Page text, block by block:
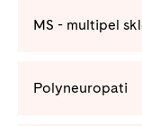
MS - multipel
Polyneuropati